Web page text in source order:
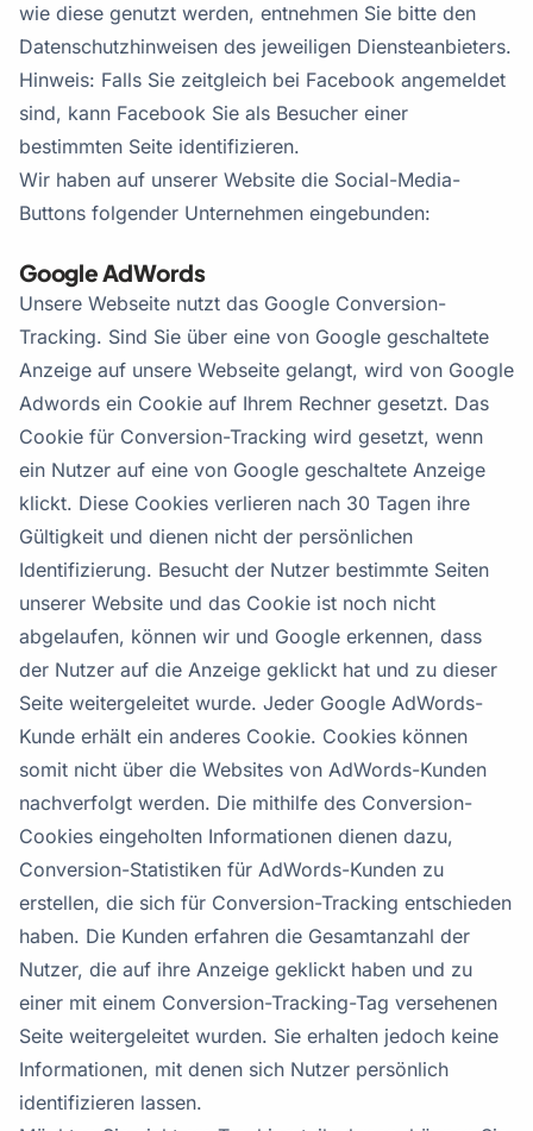
wie diese genutzt werden, entnehmen Sie bitte den
Datenschutzhinweisen des jeweiligen Diensteanbieters.
Hinweis: Falls Sie zeitgleich bei Facebook angemeldet
sind, kann Facebook Sie als Besucher einer
bestimmten Seite identifizieren.
Wir haben auf unserer Website die Social-Media-
Buttons folgender Unternehmen eingebunden:
Google AdWords
Unsere Webseite nutzt das Google Conversion-
Tracking. Sind Sie über eine von Google geschaltete
Anzeige auf unsere Webseite gelangt, wird von Google
Adwords ein Cookie auf Ihrem Rechner gesetzt. Das
Cookie für Conversion-Tracking wird gesetzt, wenn
ein Nutzer auf eine von Google geschaltete Anzeige
klickt. Diese Cookies verlieren nach 30 Tagen ihre
Gültigkeit und dienen nicht der persönlichen
Identifizierung. Besucht der Nutzer bestimmte Seiten
unserer Website und das Cookie ist noch nicht
abgelaufen, können wir und Google erkennen, dass
der Nutzer auf die Anzeige geklickt hat und zu dieser
Seite weitergeleitet wurde. Jeder Google AdWords-
Kunde erhält ein anderes Cookie. Cookies können
somit nicht über die Websites von AdWords-Kunden
nachverfolgt werden. Die mithilfe des Conversion-
Cookies eingeholten Informationen dienen dazu,
Conversion-Statistiken für AdWords-Kunden zu
erstellen, die sich für Conversion-Tracking entschieden
haben. Die Kunden erfahren die Gesamtanzahl der
Nutzer, die auf ihre Anzeige geklickt haben und zu
einer mit einem Conversion-Tracking-Tag versehenen
Seite weitergeleitet wurden. Sie erhalten jedoch keine
Informationen, mit denen sich Nutzer persönlich
identifizieren lassen.